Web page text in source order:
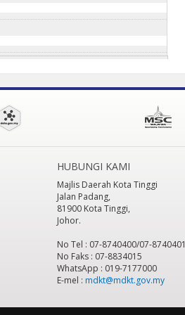
HUBUNGI KAMI
Majlis Daerah Kota Tinggi
Jalan Padang,
81900 Kota Tinggi,
Johor.
No Tel : 07-8740400/07-8740401
No Faks : 07-8834015
WhatsApp : 019-7177000
E-mel : mdkt@mdkt.gov.my